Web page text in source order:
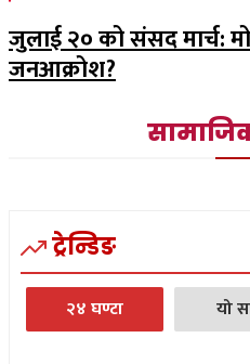
जुलाई २० को संसद मार्च:
जनआक्रोश?
ट्रेन्डिङ
२४ घण्टा यो